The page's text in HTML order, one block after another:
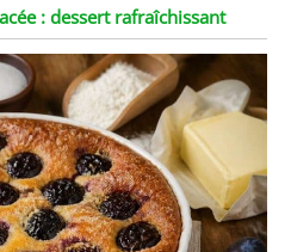
: dessert rafraîchissant